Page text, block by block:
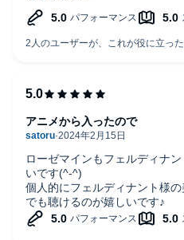
まず注目したいのは、キャス
をはじめ、速水奨さん、井上和
はちょっと違和感を感じます。
音声ドラマならではの臨場感も
アニメとはまた違った感じがあ
効果的に使われていて、シリ
とりまで、感情の起伏がとて
原作ファンはもちろん、アニメ
きる1枚です。キャラクターた
ローゼマインもフェルディナ
いです(^-^)
個人的にフェルディナント様
でも聴けるのが嬉しいです♪
アニメから入ったので